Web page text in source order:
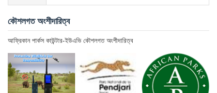
কৌশলগত অংশীদারিত্ব
আফ্রিকান পার্কস কাউন্টার-ইউএভি কৌশলগত অংশীদারিত্ব